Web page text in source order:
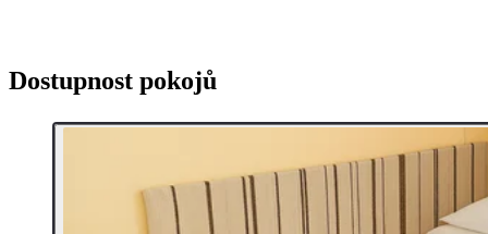
Dostupnost pokojů